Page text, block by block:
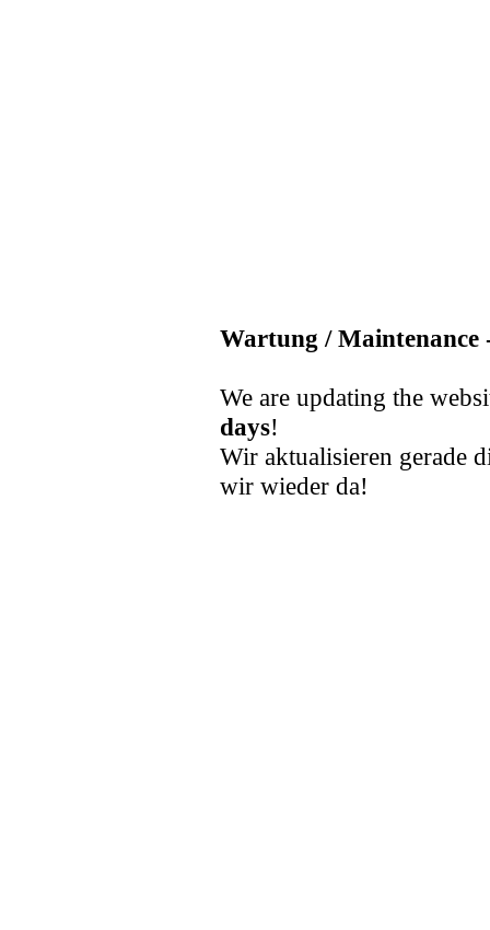
Wartung / Maintenance
We are updating the
days!
Wir aktualisieren gerade
wir wieder da!